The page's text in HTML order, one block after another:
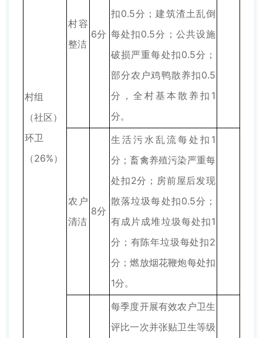
村组
（社区）
环卫
（26%）
村容
整洁
6分
扣0.5分；建筑渣土乱倒
每处扣0.5分；公共设施
破损严重每处扣0.5分；
部分农户鸡鸭散养扣0.5
分，全村基本散养扣1
分。
农户
清洁
8分
生活污水乱流每处扣1
分；畜禽养殖污染严重每
处扣2分；房前屋后发现
散落垃圾每处扣0.5分；
有成片成堆垃圾每处扣1
分；有陈年垃圾每处扣2
分；燃放烟花鞭炮每处扣
1分。
每季度开展有效农户卫生
评比一次并张贴卫生等级